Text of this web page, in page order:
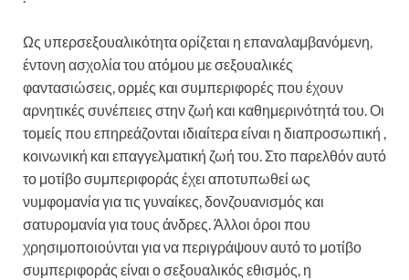
Ως υπερσεξουαλικότητα ορίζεται η επαναλαμβανόμενη,
έντονη ασχολία του ατόμου με σεξουαλικές
φαντασιώσεις, ορμές και συμπεριφορές που έχουν
αρνητικές συνέπειες στην ζωή και καθημερινότητά του. Οι
τομείς που επηρεάζονται ιδιαίτερα είναι η διαπροσωπική ,
κοινωνική και επαγγελματική ζωή του. Στο παρελθόν αυτό
το μοτίβο συμπεριφοράς έχει αποτυπωθεί ως
νυμφομανία για τις γυναίκες, δονζουανισμός και
σατυρομανία για τους άνδρες. Άλλοι όροι που
χρησιμοποιούνται για να περιγράψουν αυτό το μοτίβο
συμπεριφοράς είναι ο σεξουαλικός εθισμός, η